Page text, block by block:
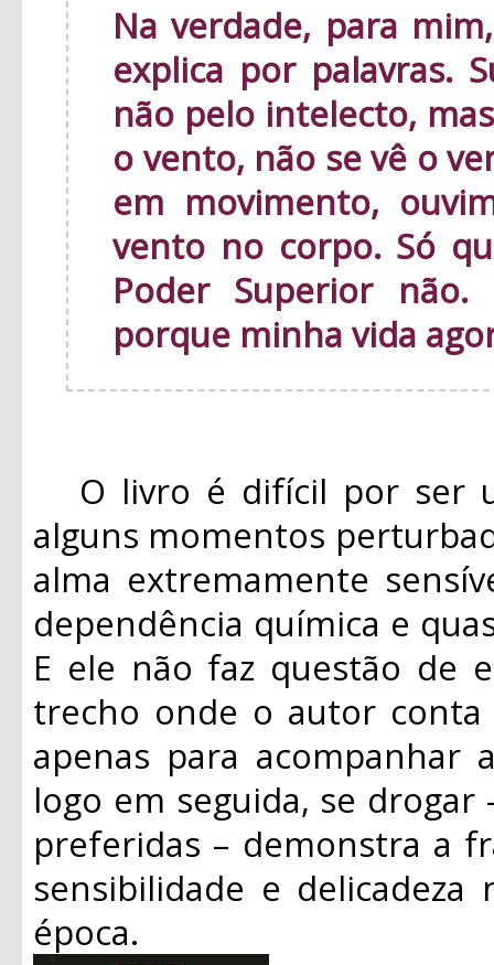
Na verdade, para
explica por palavras.
não pelo intelecto,
o vento, não se vê o
em movimento,
vento no corpo. Só
Poder Superior
porque minha vida
O livro é difícil por ser
alguns momentos
alma extremamente
dependência química e
E ele não faz questão de
trecho onde o autor
apenas para acompanhar
logo em seguida, se
preferidas – demonstra a
sensibilidade e
época.